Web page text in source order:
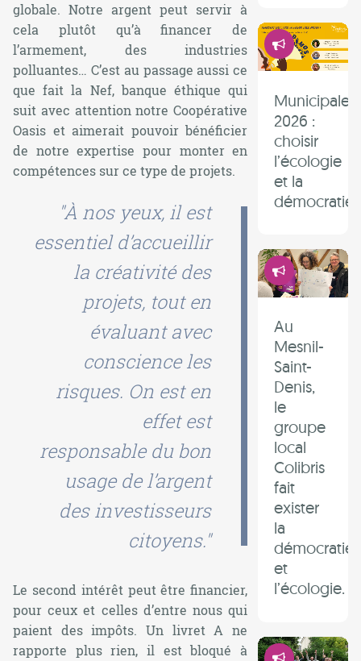
globale. Notre argent peut servir à
cela plutôt qu’à financer de
l’armement, des industries
polluantes… C’est au passage aussi ce
que fait la Nef, banque éthique qui
suit avec attention notre Coopérative
Oasis et aimerait pouvoir bénéficier
de notre expertise pour monter en
compétences sur ce type de projets.
"À nos yeux, il est
essentiel d’accueillir
la créativité des
projets, tout en
évaluant avec
conscience les
risques. On est en
effet est
responsable du bon
usage de l’argent
des investisseurs
citoyens."
Le second intérêt peut être financier,
pour ceux et celles d’entre nous qui
paient des impôts. Un livret A ne
rapporte plus rien, il est bloqué à
Municipales
2026 :
choisir
l’écologie
et la
démocratie
Au
Mesnil-
Saint-
Denis,
le
groupe
local
Colibris
fait
exister
la
démocratie
et
l’écologie.